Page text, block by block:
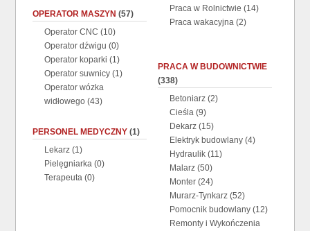
OPERATOR MASZYN (57)
Operator CNC (10)
Operator dźwigu (0)
Operator koparki (1)
Operator suwnicy (1)
Operator wózka
widłowego (43)
PERSONEL MEDYCZNY (1)
Lekarz (1)
Pielęgniarka (0)
Terapeuta (0)
Praca w Rolnictwie (14)
Praca wakacyjna (2)
PRACA W BUDOWNICTWIE
(338)
Betoniarz (2)
Cieśla (9)
Dekarz (15)
Elektryk budowlany (4)
Hydraulik (11)
Malarz (50)
Monter (24)
Murarz-Tynkarz (52)
Pomocnik budowlany (12)
Remonty i Wykończenia